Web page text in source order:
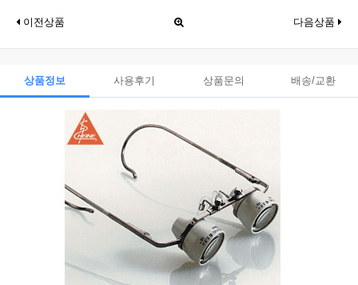
이전상품 다음상품
상품정보 사용후기 상품문의 배송/교환